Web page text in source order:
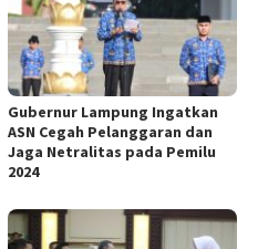
Gubernur Lampung Ingatkan
ASN Cegah Pelanggaran dan
Jaga Netralitas pada Pemilu
2024